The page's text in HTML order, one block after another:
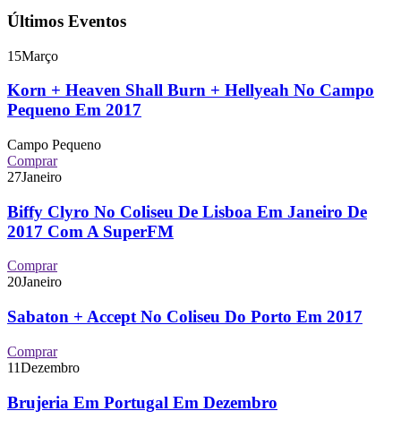
Últimos Eventos
15Março
Korn + Heaven Shall Burn + Hellyeah No Campo
Pequeno Em 2017
Campo Pequeno
Comprar
27Janeiro
Biffy Clyro No Coliseu De Lisboa Em Janeiro De
2017 Com A SuperFM
Comprar
20Janeiro
Sabaton + Accept No Coliseu Do Porto Em 2017
Comprar
11Dezembro
Brujeria Em Portugal Em Dezembro